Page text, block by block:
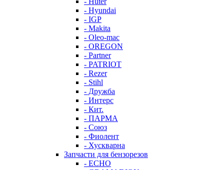
- Hyundai
- IGP
- Makita
- Oleo-mac
- OREGON
- Partner
- PATRIOT
- Rezer
- Stihl
- Дружба
- Интерс
- Кит.
- ПАРМА
- Союз
- Фиолент
- Хускварна
Запчасти для бензорезов
- ECHO